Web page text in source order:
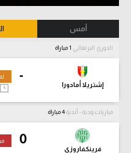
أمس
الدوري البرتغالي
-
إشتريلا أمادورا
مباريات ودية - أندية
0
فرينكفاروزي